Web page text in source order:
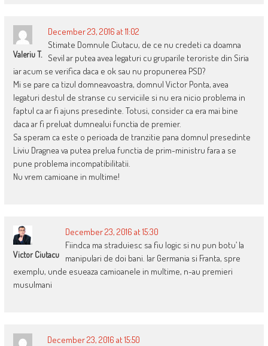
Valeriu T.
December 23, 2016 at 11:02
Stimate Domnule Ciutacu, de ce nu credeti ca doamna
Sevil ar putea avea legaturi cu gruparile teroriste din Siria
iar acum se verifica daca e ok sau nu propunerea PSD?
Mi se pare ca tizul domneavoastra, domnul Victor Ponta, avea
legaturi destul de stranse cu serviciile si nu era nicio problema in
faptul ca ar fi ajuns presedinte. Totusi, consider ca era mai bine
daca ar fi preluat dumnealui functia de premier.
Sa speram ca este o perioada de tranzitie pana domnul presedinte
Liviu Dragnea va putea prelua functia de prim-ministru fara a se
pune problema incompatibilitatii.
Nu vrem camioane in multime!
Victor Ciutacu
December 23, 2016 at 15:30
Fiindca ma straduiesc sa fiu logic si nu pun botu’ la
manipulari de doi bani. Iar Germania si Franta, spre
exemplu, unde esueaza camioanele in multime, n-au premieri
musulmani
December 23, 2016 at 15:50